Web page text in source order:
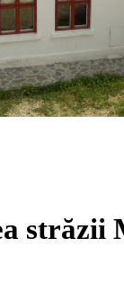
străzii